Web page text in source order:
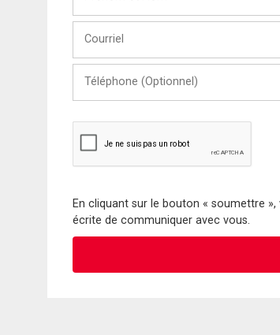
Nom
(Optionnel)
En cliquant sur le bouton « soumettre
écrite de communiquer avec vous.